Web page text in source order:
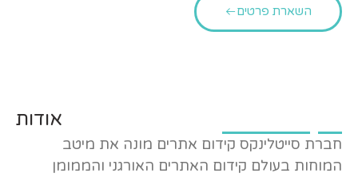
השארת פרטים
אודות
חברת סייטלינקס קידום אתרים מונה את מיטב
המוחות בעולם קידום האתרים האורגני והממומן